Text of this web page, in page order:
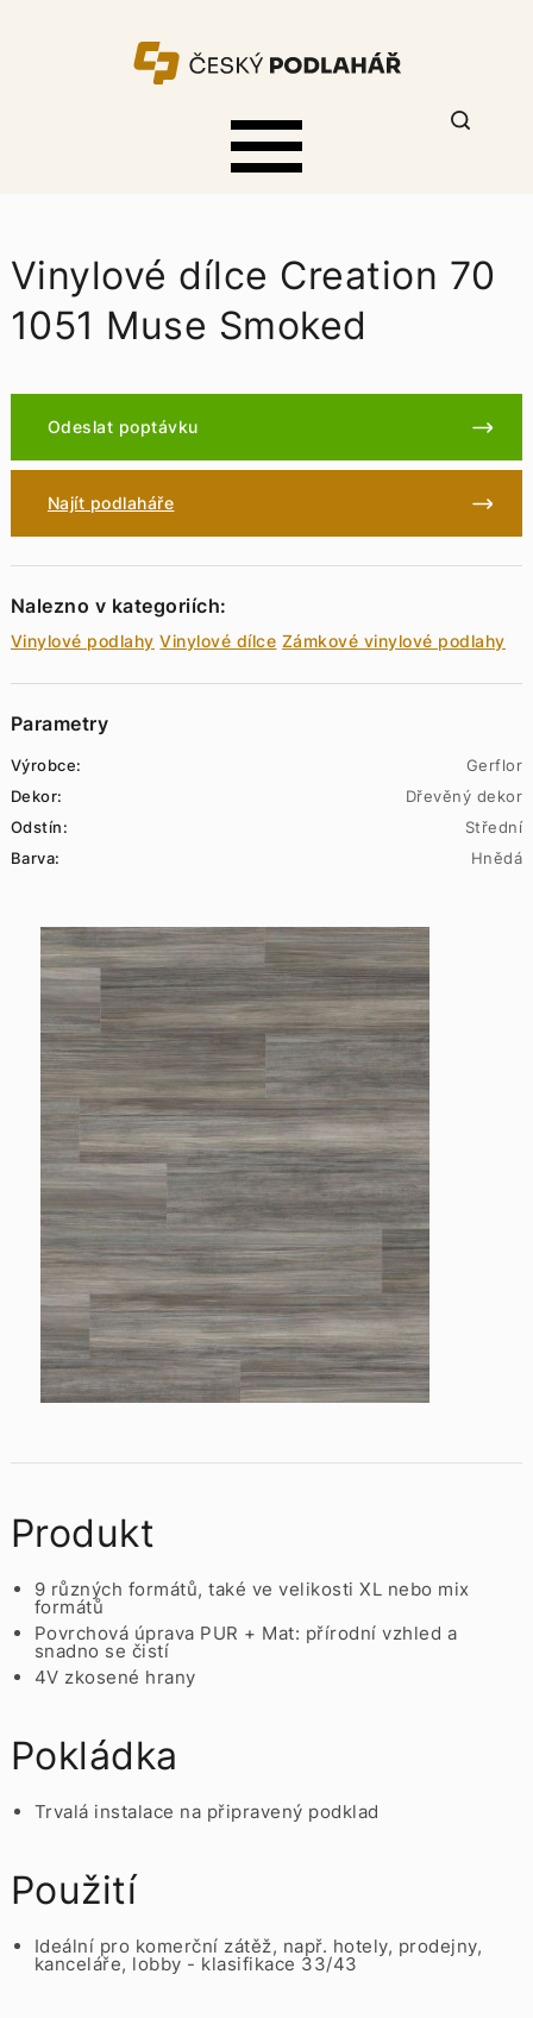
Vinylové dílce Creation 70
1051 Muse Smoked
Odeslat poptávku
Najít podlaháře
Nalezno v kategoriích:
Vinylové podlahy Vinylové dílce Zámkové vinylové podlahy
Parametry
Výrobce:
Gerflor
Dekor:
Dřevěný dekor
Odstín:
Střední
Barva:
Hnědá
Produkt
9 různých formátů, také ve velikosti XL nebo mix
formátů
Povrchová úprava PUR + Mat: přírodní vzhled a
snadno se čistí
4V zkosené hrany
Pokládka
Trvalá instalace na připravený podklad
Použití
Ideální pro komerční zátěž, např. hotely, prodejny,
kanceláře, lobby - klasifikace 33/43